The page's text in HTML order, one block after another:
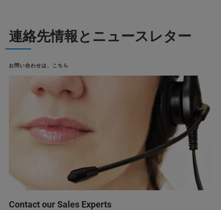
連絡先情報とニュースレター
お問い合わせは、こちら
Contact our Sales Experts